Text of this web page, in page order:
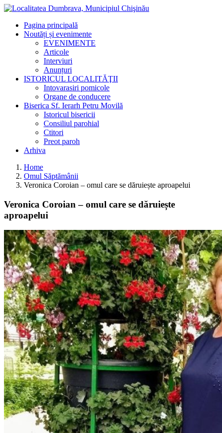
Pagina principală
Noutăți și evenimente
EVENIMENTE
Articole
Interviuri
Anunțuri
ISTORICUL LOCALITĂŢII
Intovarasiri pomicole
Organe de conducere
Biserica Sf. Ierarh Petru Movilă
Istoricul bisericii
Consiliul parohial
Ctitori
Preot paroh
Arhiva
Home
Omul Săptămânii
Veronica Coroian – omul care se dăruiește aproapelui
Veronica Coroian – omul care se dăruiește
aproapelui